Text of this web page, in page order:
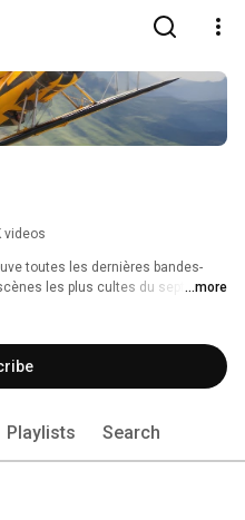
videos
toutes les dernières bandes-
les plus cultes du septième
...more
Playlists Search